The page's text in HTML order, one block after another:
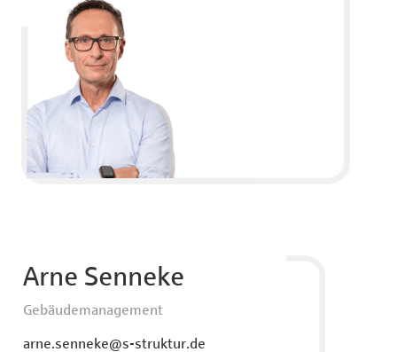
Arne Senneke
Gebäudemanagement
arne.senneke@s-struktur.de